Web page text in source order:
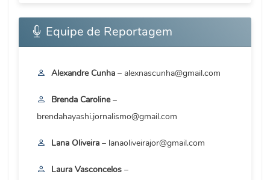
Equipe de Reportagem
Alexandre Cunha – alexnascunha@gmail.com
Brenda Caroline–
brendahayashi.jornalismo@gmail.com
Lana Oliveira – lanaoliveirajor@gmail.com
Laura Vasconcelos –